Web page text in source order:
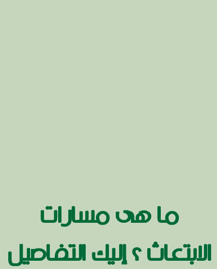
ما هى مسارات
الابتعاث ؟ إليك التفاصيل